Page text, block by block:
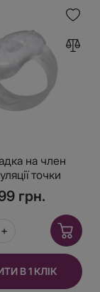
на член
точки
Love G-
грн.
В 1 КЛІК